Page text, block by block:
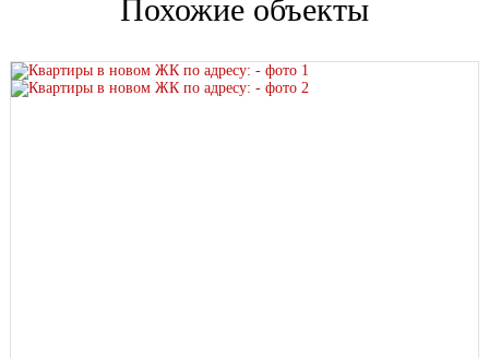
Похожие объекты